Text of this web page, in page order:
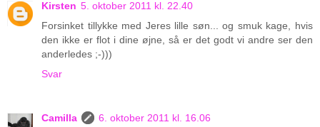
Kirsten 5. oktober 2011 kl. 22.40
Forsinket tillykke med Jeres lille søn... og smuk kage, hvis
den ikke er flot i dine øjne, så er det godt vi andre ser den
anderledes ;-)))
Svar
Camilla
6. oktober 2011 kl. 16.06